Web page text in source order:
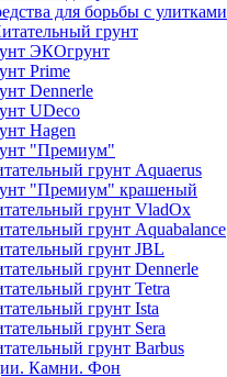
для борьбы с улитками
грунт
ЭКОгрунт
Prime
Dennerle
UDeco
Hagen
"Премиум"
грунт Aquaerus
"Премиум" крашеный
грунт VladOx
грунт Aquabalance
грунт JBL
грунт Dennerle
грунт Tetra
грунт Ista
грунт Sera
грунт Barbus
Камни. Фон